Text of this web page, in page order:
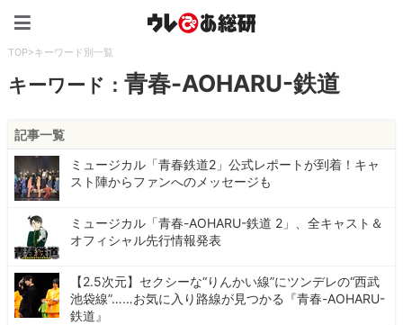
TOP>キーワード別一覧
キーワード：青春-AOHARU-鉄道
記事一覧
ミュージカル「青春鉄道2」公式レポートが到着！キャ
スト陣からファンへのメッセージも
ミュージカル「青春-AOHARU-鉄道 2」、全キャスト＆
オフィシャル先行情報発表
【2.5次元】セクシーな“りんかい線”にツンデレの“西武
池袋線”……お気に入り路線が見つかる『青春-AOHARU-
鉄道』